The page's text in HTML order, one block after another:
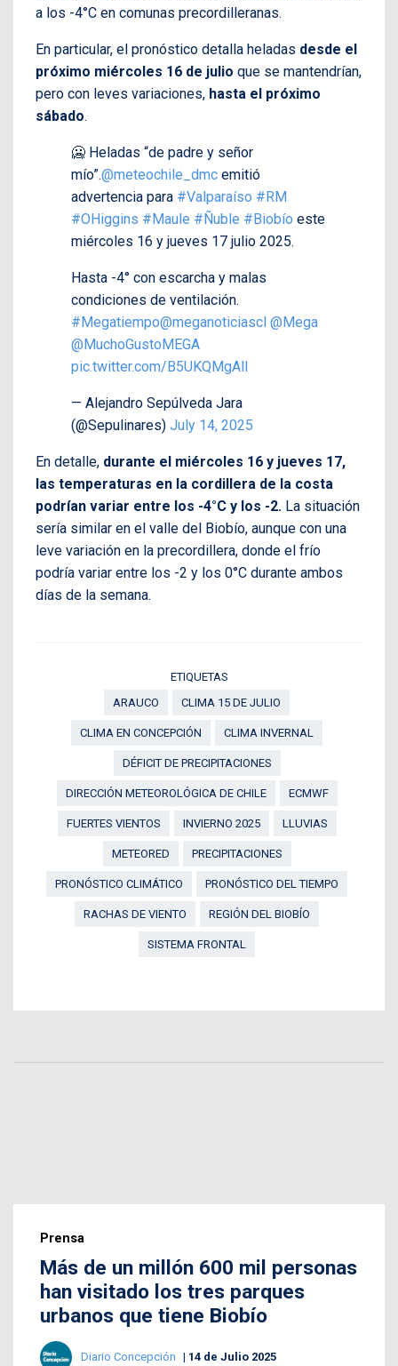
a los -4°C en comunas precordilleranas.
En particular, el pronóstico detalla heladas desde el
próximo miércoles 16 de julio que se mantendrían,
pero con leves variaciones, hasta el próximo
sábado.
🥶 Heladas “de padre y señor
mío”.@meteochile_dmc emitió
advertencia para #Valparaíso #RM
#OHiggins #Maule #Ñuble #Biobío este
miércoles 16 y jueves 17 julio 2025.
Hasta -4° con escarcha y malas
condiciones de ventilación.
#Megatiempo@meganoticiascl @Mega
@MuchoGustoMEGA
pic.twitter.com/B5UKQMgAlI
— Alejandro Sepúlveda Jara
(@Sepulinares) July 14, 2025
En detalle, durante el miércoles 16 y jueves 17,
las temperaturas en la cordillera de la costa
podrían variar entre los -4°C y los -2. La situación
sería similar en el valle del Biobío, aunque con una
leve variación en la precordillera, donde el frío
podría variar entre los -2 y los 0°C durante ambos
días de la semana.
ETIQUETAS
ARAUCO
CLIMA 15 DE JULIO
CLIMA EN CONCEPCIÓN CLIMA INVERNAL
DÉFICIT DE PRECIPITACIONES
DIRECCIÓN METEOROLÓGICA DE CHILE ECMWF
FUERTES VIENTOS INVIERNO 2025 LLUVIAS
METEORED PRECIPITACIONES
PRONÓSTICO CLIMÁTICO PRONÓSTICO DEL TIEMPO
RACHAS DE VIENTO REGIÓN DEL BIOBÍO
SISTEMA FRONTAL
Prensa
Más de un millón 600 mil personas
han visitado los tres parques
urbanos que tiene Biobío
Diario Concepción 14 de Julio 2025